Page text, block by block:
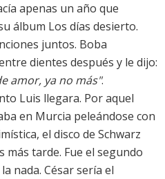
apenas un año que
álbum Los días desierto.
juntos. Boba
dientes después y le dijo:
amor, ya no más".
Luis llegara. Por aquel
en Murcia peleándose con
el disco de Schwarz
más tarde. Fue el segundo
nada. César sería el